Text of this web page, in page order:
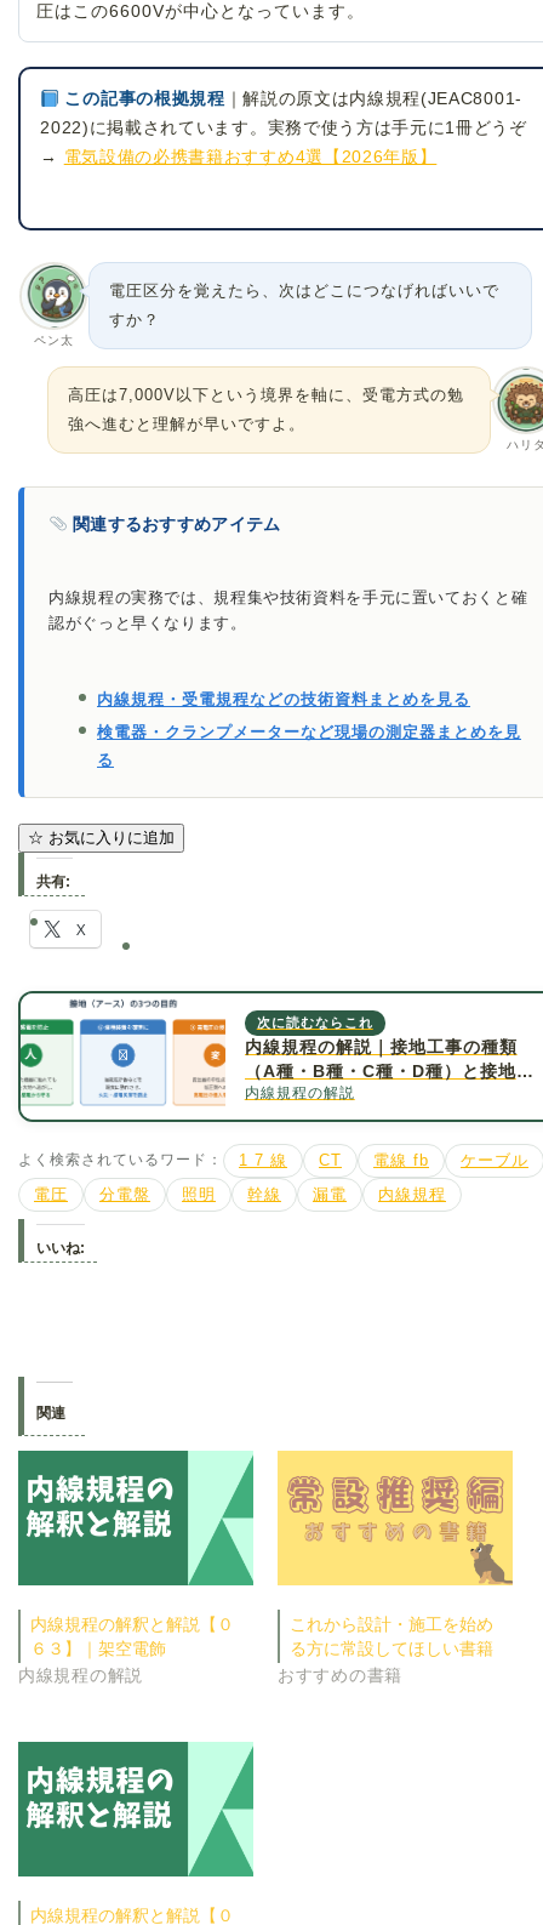
圧はこの6600Vが中心となっています。
この記事の根拠規程 ｜解説の原文は内線規程(JEAC8001-
2022)に掲載されています。実務で使う方は手元に1冊どうぞ
→ 電気設備の必携書籍おすすめ4選【2026年版】
ペン太
電圧区分を覚えたら、次はどこにつなげればいいで
すか？
ハリ
高圧は7,000V以下という境界を軸に、受電方式の勉
強へ進むと理解が早いですよ。
関連するおすすめアイテム
内線規程の実務では、規程集や技術資料を手元に置いておくと確
認がぐっと早くなります。
内線規程・受電規程などの技術資料まとめを見る
検電器・クランプメーターなど現場の測定器まとめを見
る
☆ お気に入りに追加
共有:
X
次に読むならこれ
内線規程の解説｜接地工事の種類
（A種・B種・C種・D種）と接地抵
抗値について詳しく解説
内線規程の解説
よく検索されているワード： 1 7 線 CT 電線 fb
ケーブル
電圧
分電盤 照明 幹線 漏電 内線規程
いいね:
関連
内線規程の解釈と解説【０
６３】｜架空電飾
内線規程の解説
これから設計・施工を始め
る方に常設してほしい書籍
おすすめの書籍
内線規程の解釈と解説【０